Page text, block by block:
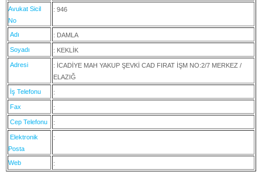
Avukat Sicil
No
: 946
Adı : DAMLA
Soyadı : KEKLİK
Adresi
: İCADİYE MAH YAKUP ŞEVKİ CAD FIRAT İŞM NO:2/7 MERKEZ /
ELAZIĞ
İş Telefonu :
Fax :
Cep Telefonu :
Elektronik
Posta
:
Web :